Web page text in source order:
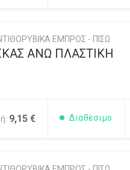
ΕΜΠΡΟΣ - ΠΙΣΩ
ΑΝΩ ΠΛΑΣΤΙΚΗ
9,15 € Διαθέσιμο